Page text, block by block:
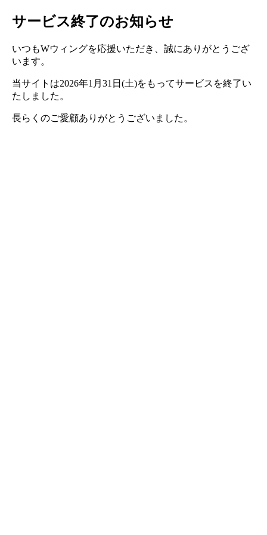
サービス終了のお知らせ
いつもWウィングを応援いただき、誠にありがとうござ
います。
当サイトは2026年1月31日(土)をもってサービスを終了い
たしました。
長らくのご愛顧ありがとうございました。